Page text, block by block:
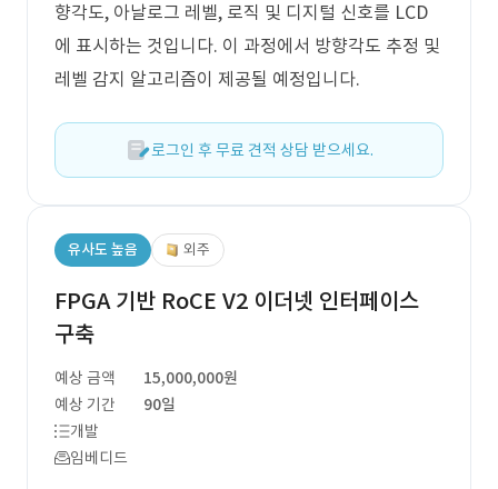
향각도, 아날로그 레벨, 로직 및 디지털 신호를 LCD
에 표시하는 것입니다. 이 과정에서 방향각도 추정 및
레벨 감지 알고리즘이 제공될 예정입니다.
로그인 후 무료 견적 상담 받으세요.
유사도 높음 외주
FPGA 기반 RoCE V2 이더넷 인터페이스
구축
예상 금액
15,000,000원
예상 기간
90일
개발
임베디드